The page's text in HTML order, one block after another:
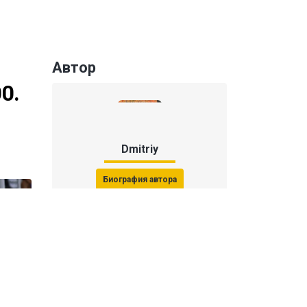
Автор
Dmitriy
Биография автора